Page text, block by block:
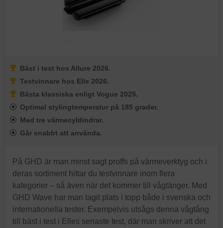
Bäst i test hos Allure 2026.
Testvinnare hos Elle 2026.
Bästa klassiska enligt Vogue 2025.
Optimal stylingtemperatur på 185 grader.
Med tre värmecyldindrar.
Går snabbt att använda.
På GHD är man minst sagt proffs på värmeverktyg och i
deras sortiment hittar du testvinnare inom flera
kategorier – så även när det kommer till vågtänger. Med
GHD Wave har man tagit plats i topp både i svenska och
internationella tester. Exempelvis utsågs denna vågtång
till bäst i test i Elles senaste test, där man skriver att det